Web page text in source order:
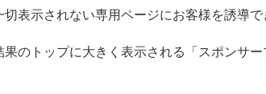
表示されない専用ページにお客様を誘導
果のトップに大きく表示される「スポンサ